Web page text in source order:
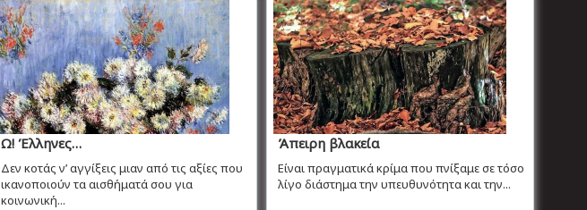
Ω! Έλληνες…
Δεν κοτάς ν’ αγγίξεις μιαν από τις αξίες που
ικανοποιούν τα αισθήματά σου για
κοινωνική...
Άπειρη βλακεία
Είναι πραγματικά κρίμα που πνίξαμε σε τόσο
λίγο διάστημα την υπευθυνότητα και την...